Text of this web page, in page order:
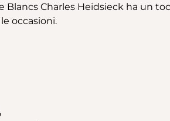
Charles Heidsieck ha un
occasioni.